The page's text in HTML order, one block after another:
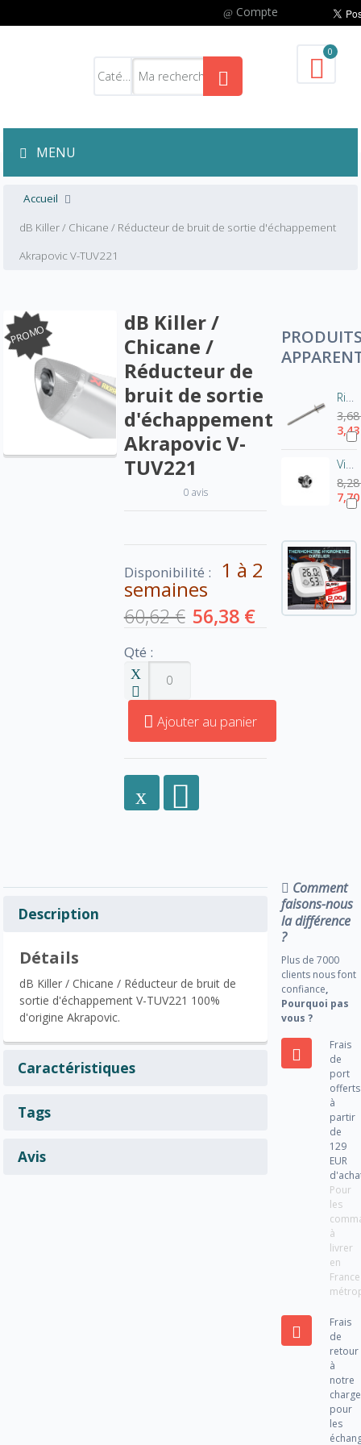
Compte
0
MENU
Accueil
dB Killer / Chicane / Réducteur de bruit de sortie d'échappement
Akrapovic V-TUV221
PROMO
dB Killer /
Chicane /
Réducteur de
bruit de sortie
d'échappement
Akrapovic V-
TUV221
0 avis
Disponibilité : 1 à 2
semaines
60,62 € 56,38 €
Qté :
Ajouter au panier
Rivet pot Akrapovic-Inox P-BR1
Vis de fixation pour chicane Akrapovic - tête hexagonale
Description
Détails
dB Killer / Chicane / Réducteur de bruit de
sortie d'échappement V-TUV221 100%
d'origine Akrapovic.
Caractéristiques
Tags
Avis
Comment
faisons-nous
la différence
?
Plus de 7000
clients nous font
confiance,
Pourquoi pas
vous ?
Frais
de
port
offerts
à
partir
de
129
EUR
Pour
les
à
livrer
en
France
Frais
de
retour
à
notre
charge
pour
les